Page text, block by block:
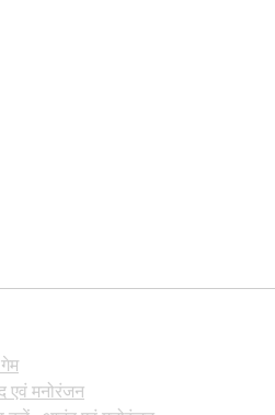
मनोरंजन